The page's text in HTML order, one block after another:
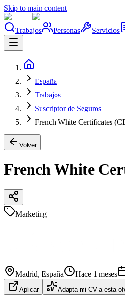
Skip to main content
Trabajos Personas Servicios
España
Trabajos
Suscriptor de Seguros
French White Certificates
Volver
French White
Marketing
Madrid, España Hace 1 meses
Aplicar Adapta mi CV a esta